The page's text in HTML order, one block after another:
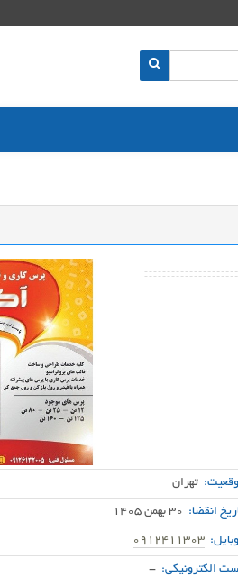
تهران
انقضا: 30 بهمن 1405
0912411303
الکترونیکی: -